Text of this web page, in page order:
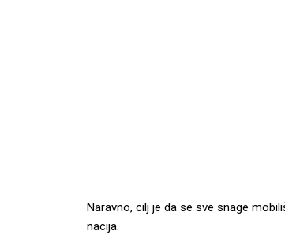
Naravno, cilj je da se sve snage
nacija.